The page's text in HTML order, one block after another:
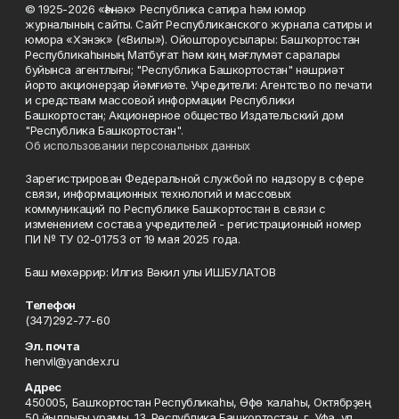
© 1925-2026 «Һәнәк» Республика сатира һәм юмор
журналының сайты. Сайт Республиканского журнала сатиры и
юмора «Хэнэк» («Вилы»). Ойоштороусылары: Башҡортостан
Республикаһының Матбуғат һәм киң мәғлүмәт саралары
буйынса агентлығы; "Республика Башкортостан" нәшриәт
йорто акционерҙар йәмғиәте. Учредители: Агентство по печати
и средствам массовой информации Республики
Башкортостан; Акционерное общество Издательский дом
"Республика Башкортостан".
Об использовании персональных данных
Зарегистрирован Федеральной службой по надзору в сфере
связи, информационных технологий и массовых
коммуникаций по Республике Башкортостан в связи с
изменением состава учредителей - регистрационный номер
ПИ № ТУ 02-01753 от 19 мая 2025 года.
Баш мөхәррир: Илгиз Вәкил улы ИШБУЛАТОВ
Телефон
(347)292-77-60
Эл. почта
henvil@yandex.ru
Адрес
450005, Башҡортостан Республикаһы, Өфө ҡалаһы, Октябрҙең